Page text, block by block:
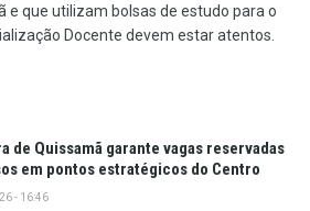
e que utilizam bolsas de estudo para o
Docente devem estar atentos.
de Quissamã garante vagas reservadas
em pontos estratégicos do Centro
- 16:46